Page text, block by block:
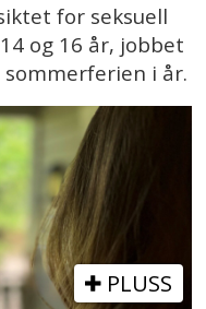
for seksuell
og 16 år, jobbet
i år.
PLUSS